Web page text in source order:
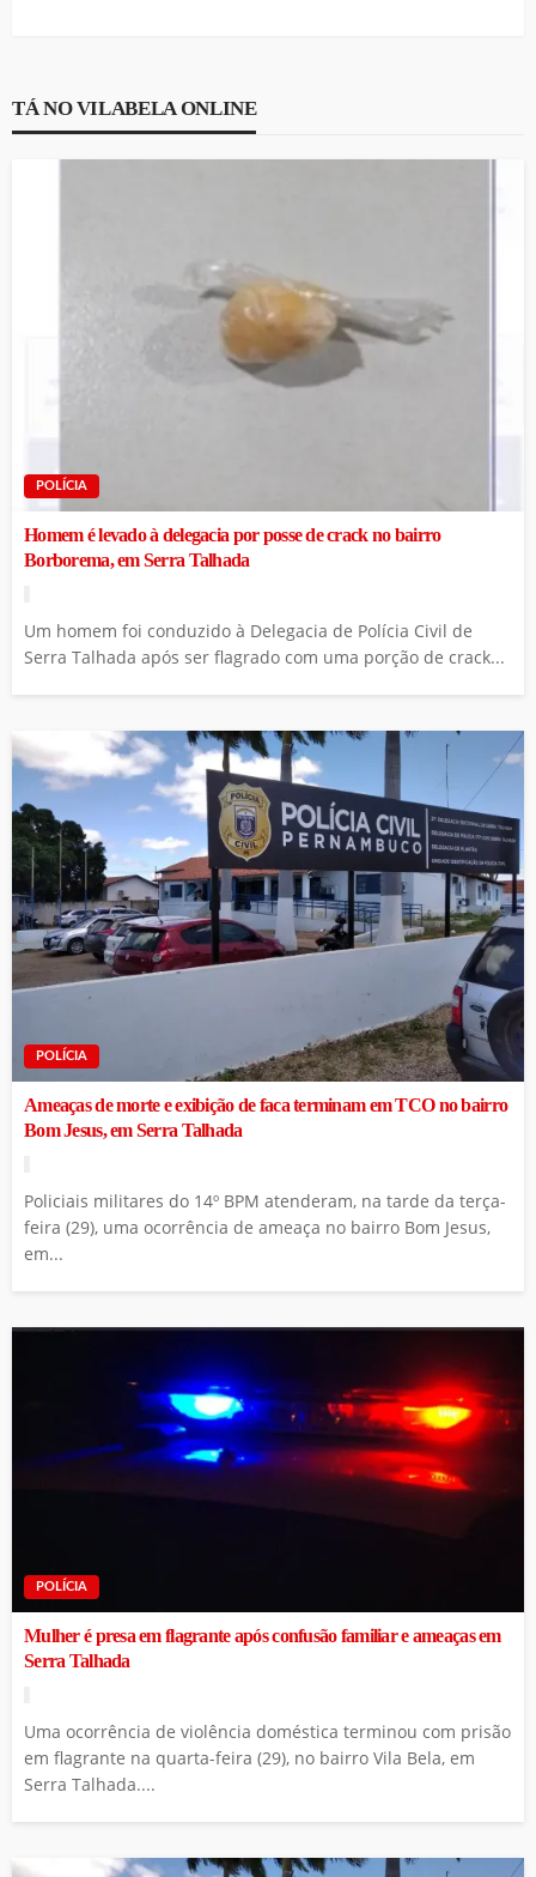
TÁ NO VILABELA ONLINE
POLÍCIA
Homem é levado à delegacia por posse de crack no bairro
Borborema, em Serra Talhada
Um homem foi conduzido à Delegacia de Polícia Civil de
Serra Talhada após ser flagrado com uma porção de crack...
POLÍCIA
Ameaças de morte e exibição de faca terminam em TCO no bairro
Bom Jesus, em Serra Talhada
Policiais militares do 14º BPM atenderam, na tarde da terça-
feira (29), uma ocorrência de ameaça no bairro Bom Jesus,
em...
POLÍCIA
Mulher é presa em flagrante após confusão familiar e ameaças em
Serra Talhada
Uma ocorrência de violência doméstica terminou com prisão
em flagrante na quarta-feira (29), no bairro Vila Bela, em
Serra Talhada....